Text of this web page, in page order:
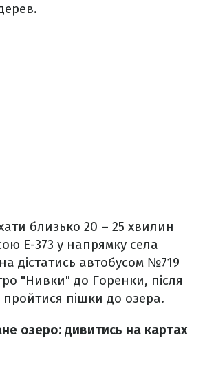
близько 20 – 25 хвилин
Е-373 у напрямку села
дістатись автобусом №719
"Нивки" до Горенки, після
пройтися пішки до озера.
озеро: дивитись на картах